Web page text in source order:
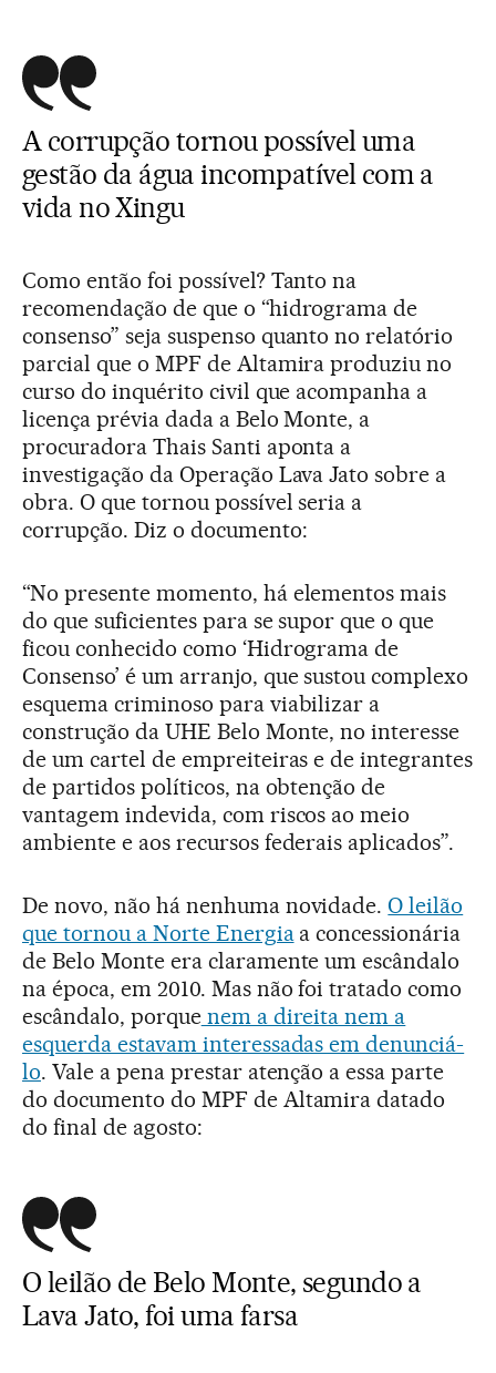
A corrupção tornou possível uma
gestão da água incompatível com a
vida no Xingu
Como então foi possível? Tanto na
recomendação de que o “hidrograma de
consenso” seja suspenso quanto no relatório
parcial que o MPF de Altamira produziu no
curso do inquérito civil que acompanha a
licença prévia dada a Belo Monte, a
procuradora Thais Santi aponta a
investigação da Operação Lava Jato sobre a
obra. O que tornou possível seria a
corrupção. Diz o documento:
“No presente momento, há elementos mais
do que suficientes para se supor que o que
ficou conhecido como ‘Hidrograma de
Consenso’ é um arranjo, que sustou complexo
esquema criminoso para viabilizar a
construção da UHE Belo Monte, no interesse
de um cartel de empreiteiras e de integrantes
de partidos políticos, na obtenção de
vantagem indevida, com riscos ao meio
ambiente e aos recursos federais aplicados”.
De novo, não há nenhuma novidade. O leilão
que tornou a Norte Energiaa concessionária
de Belo Monte era claramente um escândalo
na época, em 2010. Mas não foi tratado como
escândalo, porquenem a direita nem a
esquerda estavam interessadas em denunciá-
lo. Vale a pena prestar atenção a essa parte
do documento do MPF de Altamira datado
do final de agosto:
O leilão de Belo Monte, segundo a
Lava Jato, foi uma farsa